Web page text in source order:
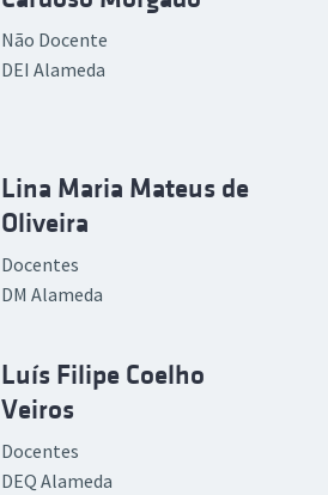
Não Docente
DEI Alameda
Lina Maria Mateus de
Oliveira
Docentes
DM Alameda
Luís Filipe Coelho
Veiros
Docentes
DEQ Alameda